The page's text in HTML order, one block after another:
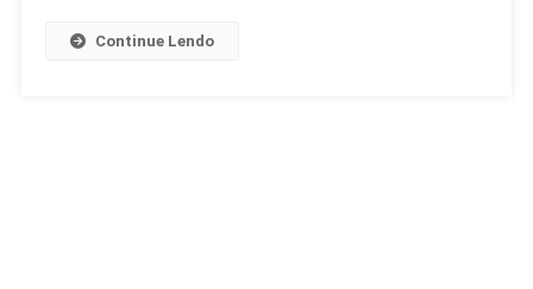
Continue Lendo